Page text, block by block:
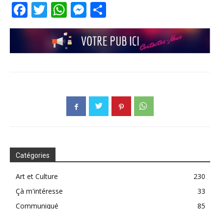
Facebook
TwitterWhatsApp
Messenger
Catégories
Art et Culture
230
Çà m'intéresse
33
Communiqué
85